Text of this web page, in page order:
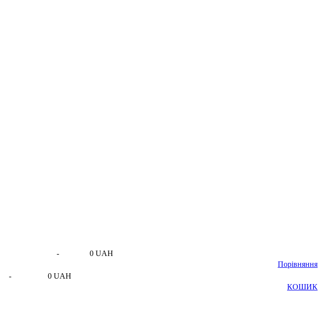
-
0 UAH
Порівняння
-
0 UAH
КОШИК